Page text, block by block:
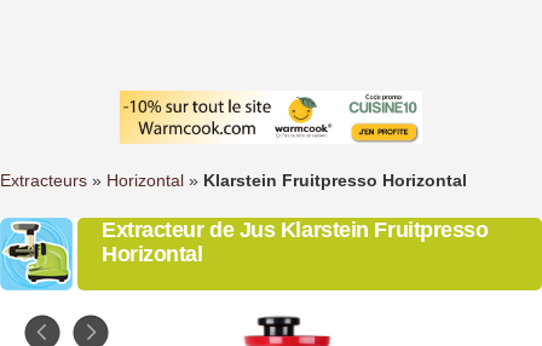
Extracteurs » Horizontal » Klarstein Fruitpresso Horizontal
Extracteur de Jus Klarstein Fruitpresso
Horizontal